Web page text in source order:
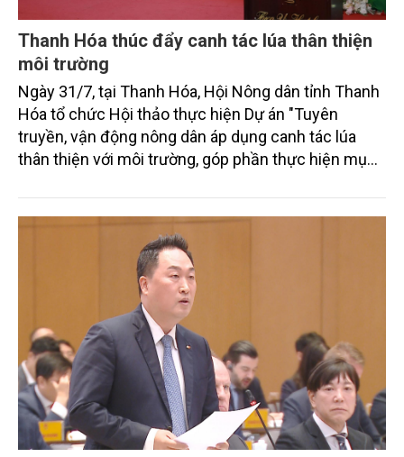
Thanh Hóa thúc đẩy canh tác lúa thân thiện
môi trường
Ngày 31/7, tại Thanh Hóa, Hội Nông dân tỉnh Thanh
Hóa tổ chức Hội thảo thực hiện Dự án "Tuyên
truyền, vận động nông dân áp dụng canh tác lúa
thân thiện với môi trường, góp phần thực hiện mục
trình thu hút sự tham gia của đông đảo đại biểu đến
từ các cơ quan quản lý nhà nước, đơn vị nghiên cứu,
doanh nghiệp, hợp tác xã và nông dân đang trực
tiếp triển khai mô hình sản xuất lúa phát thải thấp.